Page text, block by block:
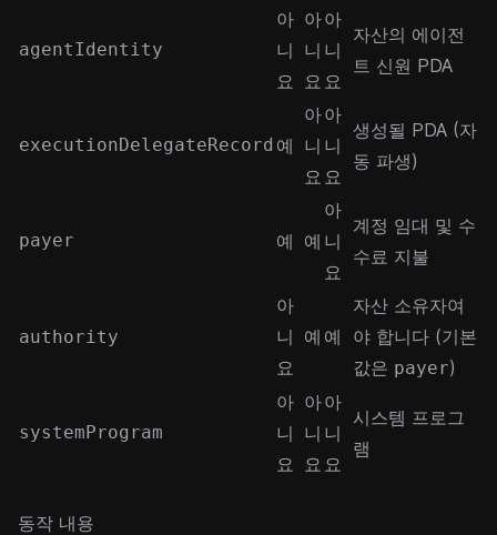
agentIdentity
아
니
요
아
니
요
아
니
요
자산의 에이전
트 신원 PDA
executionDelegateRecord 예
아
니
요
아
니
요
생성될 PDA (자
동 파생)
payer 예 예
아
니
요
계정 임대 및 수
수료 지불
authority
아
니
요
예 예
자산 소유자여
야 합니다 (기본
값은 payer)
systemProgram
아
니
요
아
니
요
아
니
요
시스템 프로그
램
동작 내용